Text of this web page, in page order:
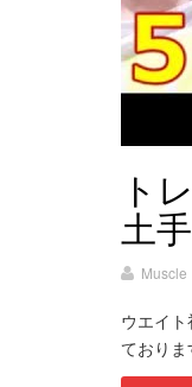
ト
土
Muscle
ウエイ
ており